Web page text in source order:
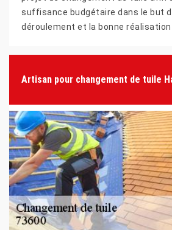
suffisance budgétaire dans le but
déroulement et la bonne réalisation
Artisan pour changement de tuile